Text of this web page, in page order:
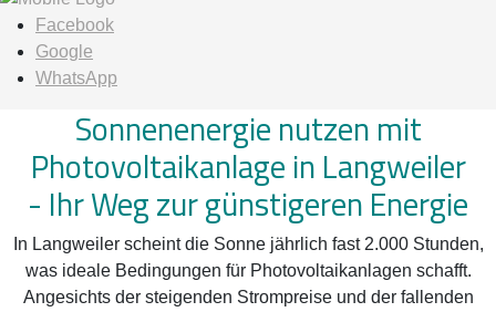
Facebook
Google
WhatsApp
Sonnenenergie nutzen mit
Photovoltaikanlage in Langweiler
- Ihr Weg zur günstigeren Energie
In Langweiler scheint die Sonne jährlich fast 2.000 Stunden,
was ideale Bedingungen für Photovoltaikanlagen schafft.
Angesichts der steigenden Strompreise und der fallenden